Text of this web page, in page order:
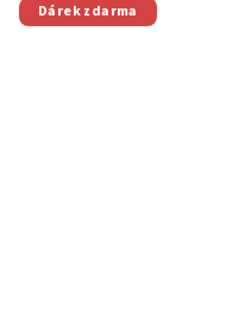
Dárek zdarma